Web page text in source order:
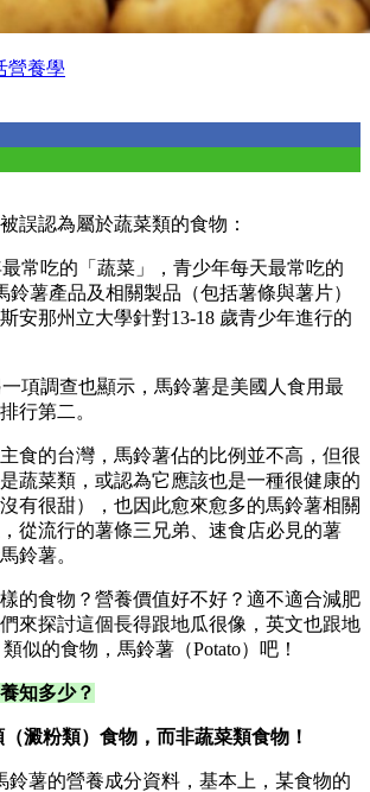
營養學
誤認為屬於蔬菜類的食物：
常吃的「蔬菜」，青少年每天最常吃的
鈴薯產品及相關製品（包括薯條與薯片）
安那州立大學針對13-18 歲青少年進行的
項調查也顯示，馬鈴薯是美國人食用最
行第二。
食的台灣，馬鈴薯佔的比例並不高，但很
蔬菜類，或認為它應該也是一種很健康的
有很甜），也因此愈來愈多的馬鈴薯相關
從流行的薯條三兄弟、速食店必見的薯
鈴薯。
的食物？營養價值好不好？適不適合減肥
來探討這個長得跟地瓜很像，英文也跟地
類似的食物，馬鈴薯（Potato）吧！
知多少？
澱粉類）食物，而非蔬菜類食物！
鈴薯的營養成分資料，基本上，某食物的